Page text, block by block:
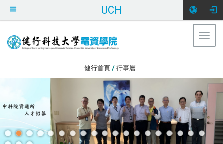
UCH
健行首頁 / 行事曆